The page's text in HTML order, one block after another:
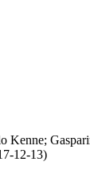
Kenne;
12-13)